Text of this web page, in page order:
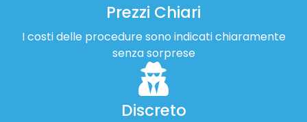
Prezzi Chiari
I costi delle procedure sono indicati chiaramente
senza sorprese
Discreto